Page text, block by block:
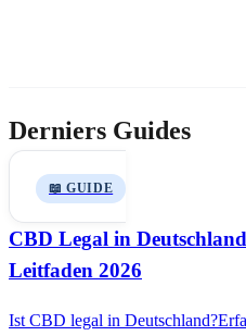
Derniers Guides
📖 GUIDE
CBD Legal in
Leitfaden 2026
Ist CBD legal in